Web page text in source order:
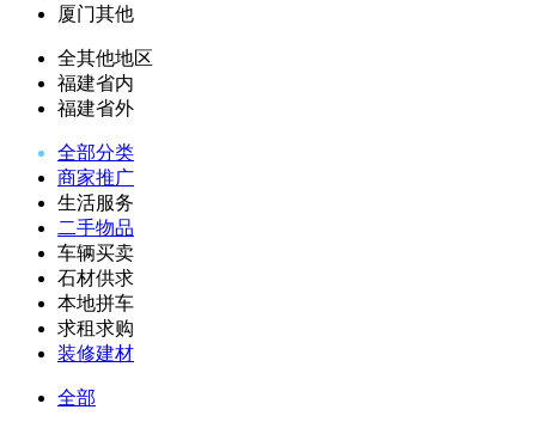
厦门其他
全其他地区
福建省内
福建省外
全部分类
商家推广
生活服务
二手物品
车辆买卖
石材供求
本地拼车
求租求购
装修建材
全部